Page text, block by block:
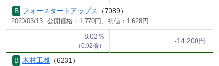
フォースタートアップス （7089）
2020/03/13 公開価格：1,770円、初値：1,628円
-8.02％
（0.92倍）
-14,200円
木村工機 （6231）